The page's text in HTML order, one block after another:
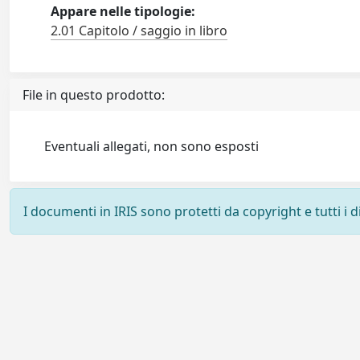
Appare nelle tipologie:
2.01 Capitolo / saggio in libro
File in questo prodotto:
Eventuali allegati, non sono esposti
I documenti in IRIS sono protetti da copyright e tutti i